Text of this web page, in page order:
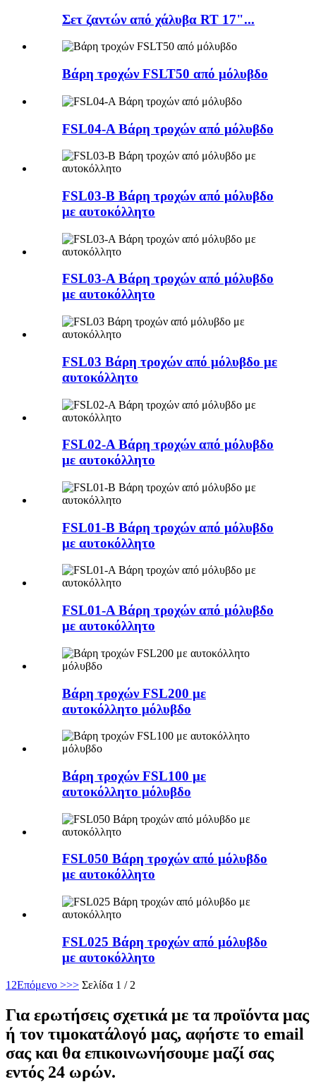
Σετ ζαντών από χάλυβα RT 17"...
Βάρη τροχών FSLT50 από μόλυβδο
FSL04-A Βάρη τροχών από μόλυβδο
FSL03-B Βάρη τροχών από μόλυβδο
με αυτοκόλλητο
FSL03-A Βάρη τροχών από μόλυβδο
με αυτοκόλλητο
FSL03 Βάρη τροχών από μόλυβδο με
αυτοκόλλητο
FSL02-A Βάρη τροχών από μόλυβδο
με αυτοκόλλητο
FSL01-B Βάρη τροχών από μόλυβδο
με αυτοκόλλητο
FSL01-A Βάρη τροχών από μόλυβδο
με αυτοκόλλητο
Βάρη τροχών FSL200 με
αυτοκόλλητο μόλυβδο
Βάρη τροχών FSL100 με
αυτοκόλλητο μόλυβδο
FSL050 Βάρη τροχών από μόλυβδο
με αυτοκόλλητο
FSL025 Βάρη τροχών από μόλυβδο
με αυτοκόλλητο
1 2Επόμενο >>> Σελίδα 1 / 2
Για ερωτήσεις σχετικά με τα προϊόντα μας
ή τον τιμοκατάλογό μας, αφήστε το email
σας και θα επικοινωνήσουμε μαζί σας
εντός 24 ωρών.